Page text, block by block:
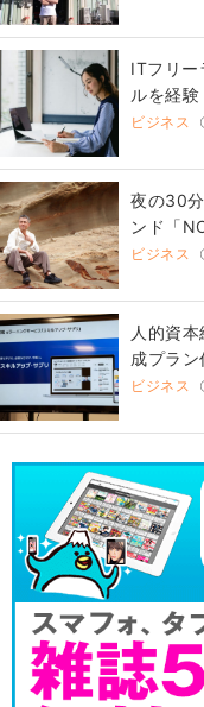
ITフリ
ルを経
ビジネス
夜の30
ンド「
ビジネス
人的資
成プラン
ビジネス